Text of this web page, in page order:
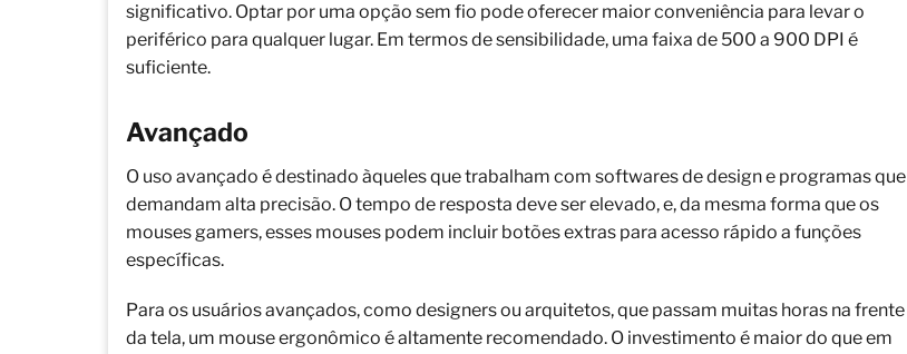
significativo. Optar por uma opção sem fio pode oferecer maior conveniência para levar o
periférico para qualquer lugar. Em termos de sensibilidade, uma faixa de 500 a 900 DPI é
suficiente.
Avançado
O uso avançado é destinado àqueles que trabalham com softwares de design e programas que
demandam alta precisão. O tempo de resposta deve ser elevado, e, da mesma forma que os
mouses gamers, esses mouses podem incluir botões extras para acesso rápido a funções
específicas.
Para os usuários avançados, como designers ou arquitetos, que passam muitas horas na frente
da tela, um mouse ergonômico é altamente recomendado. O investimento é maior do que em